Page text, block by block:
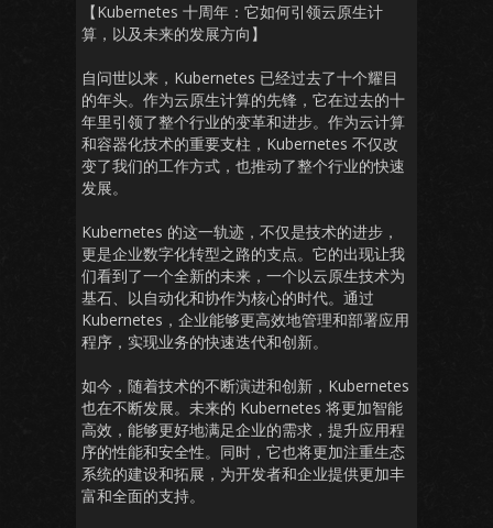
【Kubernetes 十周年：它如何引领云原生计
算，以及未来的发展方向】
自问世以来，Kubernetes 已经过去了十个耀目
的年头。作为云原生计算的先锋，它在过去的十
年里引领了整个行业的变革和进步。作为云计算
和容器化技术的重要支柱，Kubernetes 不仅改
变了我们的工作方式，也推动了整个行业的快速
发展。
Kubernetes 的这一轨迹，不仅是技术的进步，
更是企业数字化转型之路的支点。它的出现让我
们看到了一个全新的未来，一个以云原生技术为
基石、以自动化和协作为核心的时代。通过
Kubernetes，企业能够更高效地管理和部署应用
程序，实现业务的快速迭代和创新。
如今，随着技术的不断演进和创新，Kubernetes
也在不断发展。未来的 Kubernetes 将更加智能
高效，能够更好地满足企业的需求，提升应用程
序的性能和安全性。同时，它也将更加注重生态
系统的建设和拓展，为开发者和企业提供更加丰
富和全面的支持。